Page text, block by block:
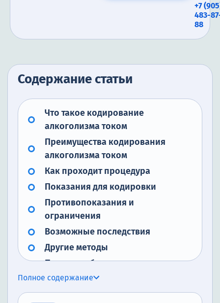
+7
483-
88
Содержание статьи
Что такое кодирование
алкоголизма током
Преимущества кодирования
алкоголизма током
Как проходит процедура
Показания для кодировки
Противопоказания и
ограничения
Возможные последствия
Другие методы
Почему выбирают нашу клинику
для кодирования алкоголизма
током
Полное содержание